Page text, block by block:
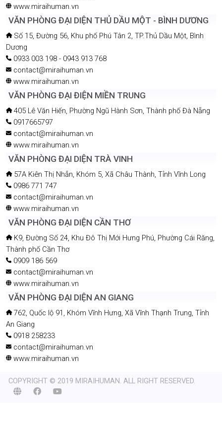
www.miraihuman.vn
VĂN PHÒNG ĐẠI DIỆN THỦ DẦU MỘT - BÌNH DƯƠNG
Số 15, Đường 56, Khu phố Phú Tân 2, TP.Thủ Dầu Một, Bình
Dương
0933 003 198 - 0943 913 768
contact@miraihuman.vn
www.miraihuman.vn
VĂN PHÒNG ĐẠI ĐIỆN MIỀN TRUNG
405 Lê Văn Hiến, Phường Ngũ Hành Sơn, Thành phố Đà Nẵng
0917665797
contact@miraihuman.vn
www.miraihuman.vn
VĂN PHÒNG ĐẠI DIỆN TRÀ VINH
57A Kiên Thị Nhẫn, Khóm 5, Xã Châu Thành, Tỉnh Vĩnh Long
0986 771 747
contact@miraihuman.vn
www.miraihuman.vn
VĂN PHÒNG ĐẠI DIỆN CẦN THƠ
K9, Đường Số 24, Khu Đô Thị Mới Hưng Phú, Phường Cái Răng,
Thành phố Cần Thơ
0909 186 569
contact@miraihuman.vn
www.miraihuman.vn
VĂN PHÒNG ĐẠI DIỆN AN GIANG
762, Quốc lộ 91, Khóm Vĩnh Hưng, Xã Vĩnh Thạnh Trung, Tỉnh
An Giang
0918 258233
contact@miraihuman.vn
www.miraihuman.vn
COPYRIGHT © 2019 MIRAIHUMAN. ALL RIGHT RESERVED.